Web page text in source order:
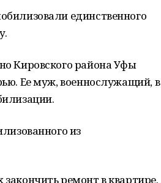
единственного
Кировского района Уфы
Ее муж, военнослужащий, в
из
ремонт в квартире.